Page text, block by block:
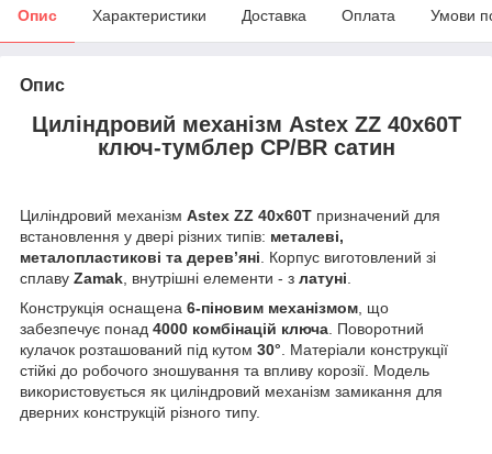
Опис Характеристики Доставка Оплата Умови
Опис
Циліндровий механізм Astex ZZ 40x60T
ключ-тумблер CP/BR сатин
Циліндровий механізм Astex ZZ 40x60T призначений для
встановлення у двері різних типів: металеві,
металопластикові та дерев’яні. Корпус виготовлений зі
сплаву Zamak, внутрішні елементи - з латуні.
Конструкція оснащена 6-піновим механізмом, що
забезпечує понад 4000 комбінацій ключа. Поворотний
кулачок розташований під кутом 30°. Матеріали конструкції
стійкі до робочого зношування та впливу корозії. Модель
використовується як циліндровий механізм замикання для
дверних конструкцій різного типу.